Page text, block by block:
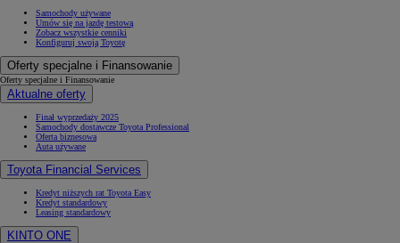
Samochody używane
Umów się na jazdę testową
Zobacz wszystkie cenniki
Konfiguruj swoją Toyotę
Oferty specjalne i Finansowanie
Oferty specjalne i Finansowanie
Aktualne oferty
Finał wyprzedaży 2025
Samochody dostawcze Toyota Professional
Oferta biznesowa
Auta używane
Toyota Financial Services
Kredyt niższych rat Toyota Easy
Kredyt standardowy
Leasing standardowy
KINTO ONE